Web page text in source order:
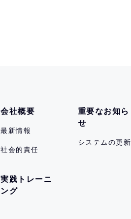
会社概要
最新情報
社会的責任
重要なお知ら
せ
システムの更新
実践トレーニ
ング